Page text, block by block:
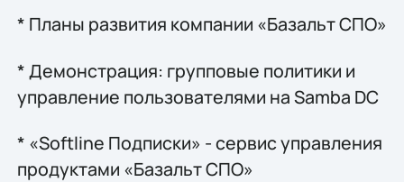
* Планы развития компании «Базальт СПО»
* Демонстрация: групповые политики и
управление пользователями на Samba DC
* «Softline Подписки» - сервис управления
продуктами «Базальт СПО»